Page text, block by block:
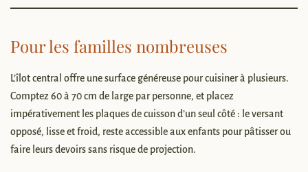
Pour les familles nombreuses
L’îlot central offre une surface généreuse pour cuisiner à plusieurs.
Comptez 60 à 70 cm de large par personne, et placez
impérativement les plaques de cuisson d’un seul côté : le versant
opposé, lisse et froid, reste accessible aux enfants pour pâtisser ou
faire leurs devoirs sans risque de projection.